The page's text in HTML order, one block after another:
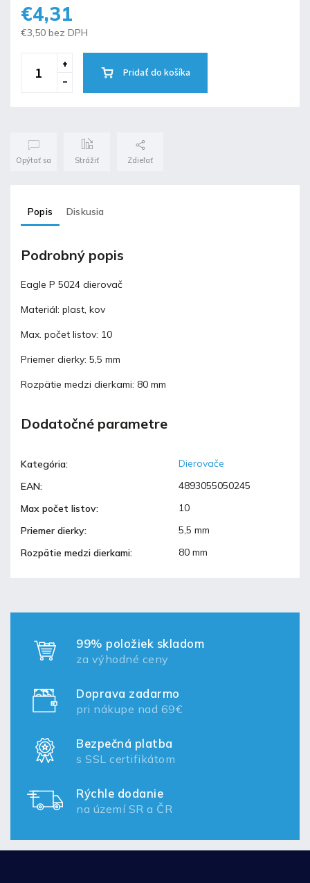
€4,31
€3,50 bez DPH
Pridať do košíka
Opýtať sa Strážiť Zdieľať
Popis Diskusia
Podrobný popis
Eagle P 5024 dierovač
Materiál: plast, kov
Max. počet listov: 10
Priemer dierky: 5,5 mm
Rozpätie medzi dierkami: 80 mm
Dodatočné parametre
Kategória:
Dierovače
EAN:
4893055050245
Max počet listov:
10
Priemer dierky:
5,5 mm
Rozpätie medzi dierkami: 80 mm
99% položiek skladom
za výhodné ceny
Doprava zadarmo
pri nákupe nad 69€
Bezpečná platba
s SSL certifikátom
Rýchle dodanie
na území SR a ČR